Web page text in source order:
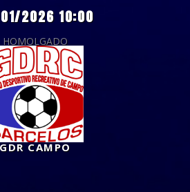
2026 10:00
HOMOLGADO
GDR CAMPO